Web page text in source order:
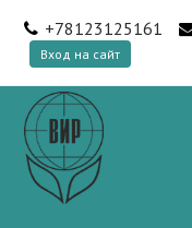
+78123125161
Вход на сайт